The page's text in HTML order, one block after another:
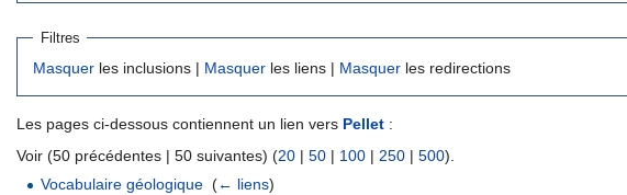
Filtres
Masquer les inclusions | Masquer les liens | Masquer les redirections
Les pages ci-dessous contiennent un lien vers Pellet :
Voir (50 précédentes | 50 suivantes) (20 | 50 | 100 | 250 | 500).
Vocabulaire géologique ‎(← liens)